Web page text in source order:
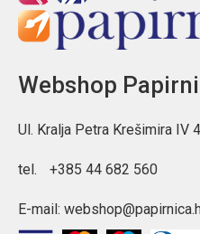
Webshop
Ul. Kralja Petra Krešimira IV
tel. +385 44 682 560
E-mail: